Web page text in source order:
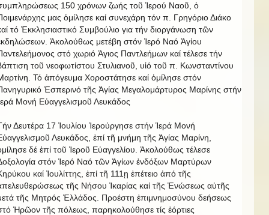
150 χρόνων ζωής τοῦ Ἱερού Ναοῦ, ὁ
μας ὁμίλησε καί συνεχάρη τόν π. Γρηγόριο Διάκο
τό Ἐκκλησιαστικό Συμβούλιο για τήν διοργάνωση τῶν
Ἀκολούθως μετέβη στόν Ἱερό Ναό Ἁγίου
στό χωριό Ἁγιος Παντλεήμων καί τέλεσε τήν
τοῦ νεοφωτίστου Στυλιανοῦ, υἱό τοῦ π. Κωνσταντίνου
Τό ἀπόγευμα Χοροστάτησε καί ὁμίλησε στόν
Ἐσπερινό τῆς Ἁγίας Μεγαλομάρτυρος Μαρίνης στήν
Μονή Εὐαγγελισμοῦ Λευκάδος
Δευτέρα 17 Ἰουλίου Ἱερούργησε στήν Ἱερά Μονή
Λευκάδος, ἐπί τῆ μνήμη τῆς Ἁγίας Μαρίνη,
δέ ἐπί τοῦ Ἱεροῦ Εὐαγγελίου. Ἀκολούθως τέλεσε
στόν Ἱερό Ναό τῶν Ἁγίων ἐνδόξων Μαρτύρων
καί Ἰουλίττης, ἐπί τῆ 111ῃ ἐπέτειο ἀπό τῆς
τῆς Νήσου Ἰκαρίας καί τῆς Ἐνώσεως αὐτῆς
τῆς Μητρός Ἑλλάδος. Προέστη ἐπιμνημοσύνου δεήσεως
Ἡρῶον τῆς πόλεως, παρηκολούθησε τίς ἑόρτιες